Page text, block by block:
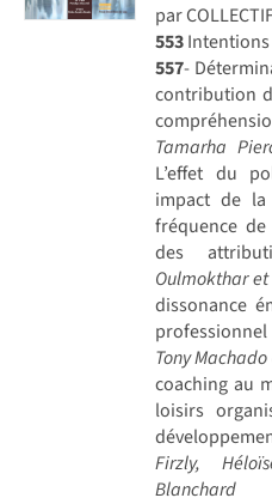
par
553
557-
contribution
Tamarha
L’effet du
impact de
fréquence
des
Oulmokthar
dissonance
Tony
coaching au
loisirs
Firzly,
Blanchard